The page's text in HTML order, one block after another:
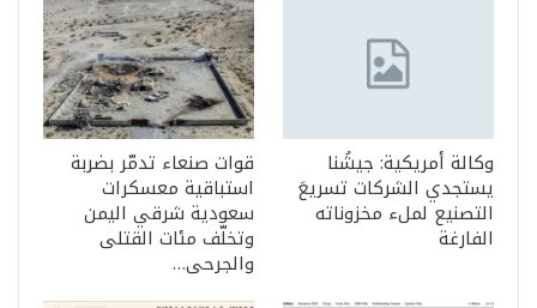
وكالة أمريكية: جيشُنا
يستجدي الشركات تسريعَ
التصنيع لملء مخزوناته
الفارغة
قوات صنعاء تدمّر بضربة
استباقية معسكرات
سعودية شرقي اليمن
وتخلّف مئات القتلى
والجرحى…